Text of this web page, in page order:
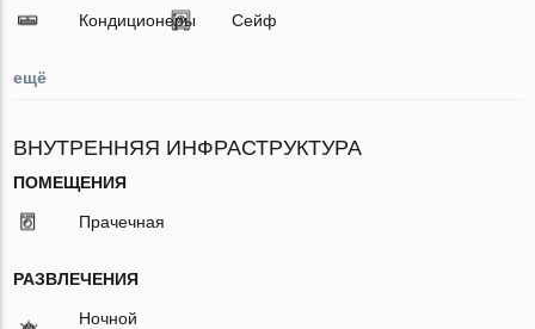
Кондиционеры Сейф
ещё
ВНУТРЕННЯЯ ИНФРАСТРУКТУРА
ПОМЕЩЕНИЯ
Прачечная
РАЗВЛЕЧЕНИЯ
Ночной